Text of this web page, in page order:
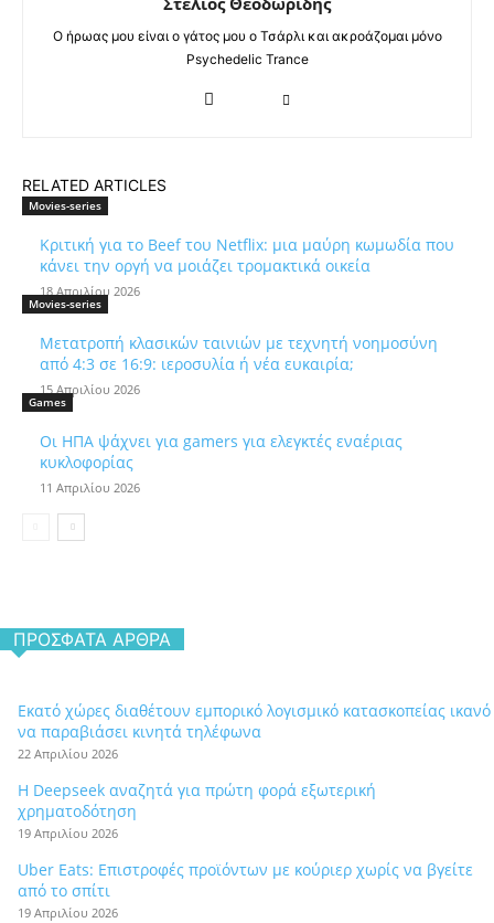
Ο ήρωας μου είναι ο γάτος μου ο Τσάρλι και ακροάζομαι μόνο
Psychedelic Trance
RELATED ARTICLES
Movies-series
Κριτική για το Beef του Netflix: μια μαύρη κωμωδία που
κάνει την οργή να μοιάζει τρομακτικά οικεία
18 Απριλίου 2026
Movies-series
Μετατροπή κλασικών ταινιών με τεχνητή νοημοσύνη
από 4:3 σε 16:9: ιεροσυλία ή νέα ευκαιρία;
15 Απριλίου 2026
Games
Οι ΗΠΑ ψάχνει για gamers για ελεγκτές εναέριας
κυκλοφορίας
11 Απριλίου 2026
ΠΡΌΣΦΑΤΑ ΆΡΘΡΑ
Εκατό χώρες διαθέτουν εμπορικό λογισμικό κατασκοπείας ικανό
να παραβιάσει κινητά τηλέφωνα
22 Απριλίου 2026
Η Deepseek αναζητά για πρώτη φορά εξωτερική
χρηματοδότηση
19 Απριλίου 2026
Uber Eats: Επιστροφές προϊόντων με κούριερ χωρίς να βγείτε
από το σπίτι
19 Απριλίου 2026